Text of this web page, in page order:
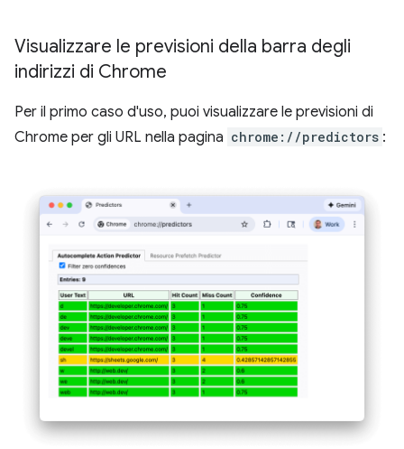
Visualizzare le previsioni della barra degli
indirizzi di Chrome
Per il primo caso d'uso, puoi visualizzare le previsioni di
Chrome per gli URL nella pagina chrome://predictors :